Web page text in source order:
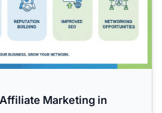
Marketing in